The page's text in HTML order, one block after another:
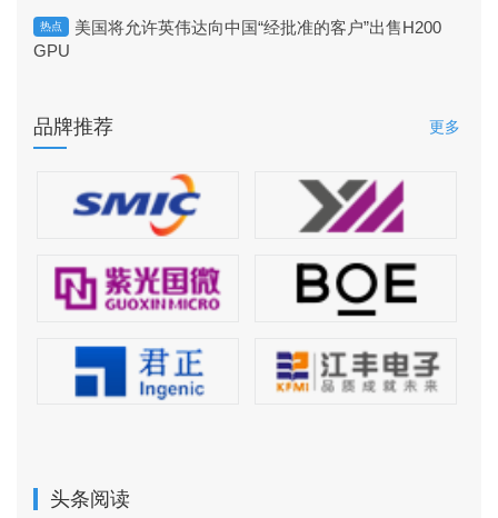
热点
美国将允许英伟达向中国“经批准的客户”出售H200
GPU
品牌推荐 更多
头条阅读